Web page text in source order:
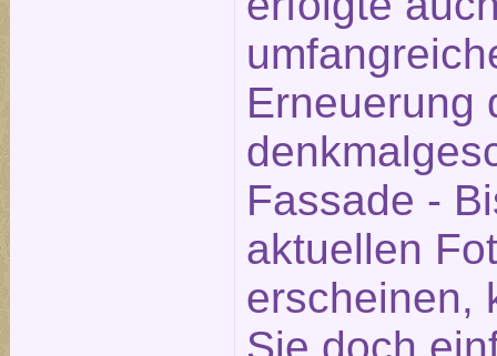
Erneuerung
Fassade -
aktuellen
erscheinen,
Sie doch